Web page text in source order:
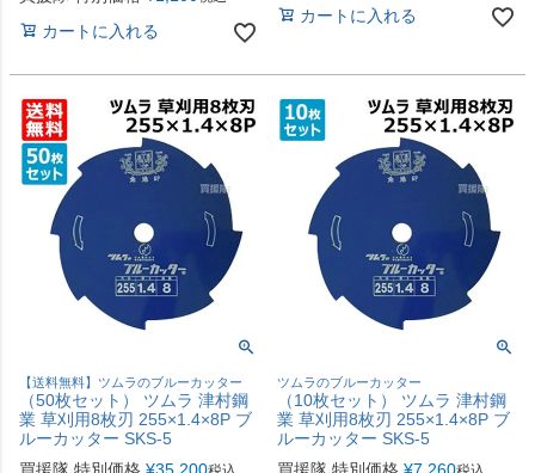
カートに入れる
カートに入れる
【送料無料】ツムラのブルーカッター
（50枚セット） ツムラ 津村鋼
業 草刈用8枚刃 255×1.4×8P ブ
ルーカッター SKS-5
ツムラのブルーカッター
（10枚セット） ツムラ 津村鋼
業 草刈用8枚刃 255×1.4×8P ブ
ルーカッター SKS-5